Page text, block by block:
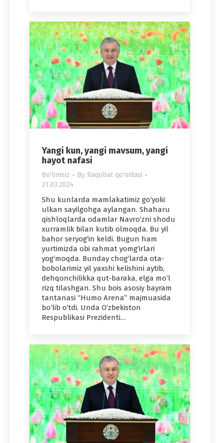
Yangi kun, yangi mavsum, yangi
hayot nafasi
Bo'limsiz By Raqobat qo'mitasi
21.03.2024
Shu kunlarda mamlakatimiz go‘yoki
ulkan sayilgohga aylangan. Shaharu
qishloqlarda odamlar Navro‘zni shodu
xurramlik bilan kutib olmoqda. Bu yil
bahor seryog‘in keldi. Bugun ham
yurtimizda obi rahmat yomg‘irlari
yog‘moqda. Bunday chog‘larda ota-
bobolarimiz yil yaxshi kelishini aytib,
dehqonchilikka qut-baraka, elga mo‘l
rizq tilashgan. Shu bois asosiy bayram
tantanasi “Humo Arena” majmuasida
bo‘lib o‘tdi. Unda O‘zbekiston
Respublikasi Prezidenti…